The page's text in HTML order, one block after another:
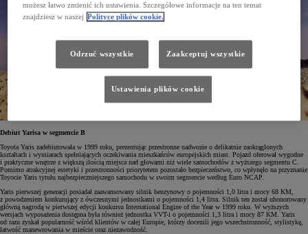
Debiut Yarisa w segmencie B
Toyota Yaris zadebiutowała w 1999 roku, prezentując przestronne nadwozie o delikatnie zaokrąglonych
kształtach i wymiarach spełniających oczekiwania mieszkańców europejskich miast. Pojazd oferował wygodne
i praktyczne wnętrze z większą ilością miejsca nad głowami niż wiele samochodów z wyższego segmentu C.
Pomimo atrakcyjnej estetyki i przestronności priorytetem pozostało bezpieczeństwo, co wpłynęło na przyznanie
Toyocie Yaris tytułu najbezpieczniejszego samochodu w swoim segmencie według Euro NCAP.
Yaris pierwszej generacji posiadał zaawansowany silnik benzynowy o pojemności 1,0 litra i mocy 68 KM,
z powodzeniem konkurujący z ówczesnymi jednostkami o pojemności 1,4 litra. Silnik ten został uhonorowany
główną nagrodą w pierwszej edycji konkursu International Engine of the Year w 1999 roku. W wyższych
wersjach wyposażenia dostępna była również jednostka VVT-i o pojemności 1,3 litra i mocy 87 KM. Yaris
od razu zyskał popularność wśród klientów w całej Europie, którzy docenili jego wszechstronność, stylistykę,
łatwość manewrowania w mieście oraz niezawodność.
możesz łatwo zmienić ich ustawienia. Szczegółowe informacje na ten temat
znajdziesz w naszej Polityce plików cookie.
Odrzuć wszystkie Zaakceptuj wszystkie
Ustawienia plików cookie